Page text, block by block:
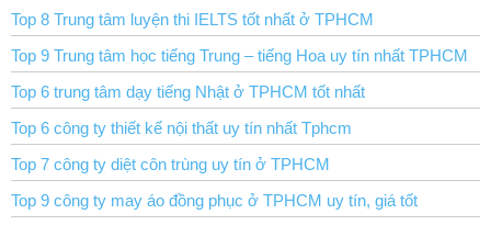
Top 8 Trung tâm luyện thi IELTS tốt nhất ở TPHCM
Top 9 Trung tâm học tiếng Trung – tiếng Hoa uy tín nhất TPHCM
Top 6 trung tâm dạy tiếng Nhật ở TPHCM tốt nhất
Top 6 công ty thiết kế nội thất uy tín nhất Tphcm
Top 7 công ty diệt côn trùng uy tín ở TPHCM
Top 9 công ty may áo đồng phục ở TPHCM uy tín, giá tốt